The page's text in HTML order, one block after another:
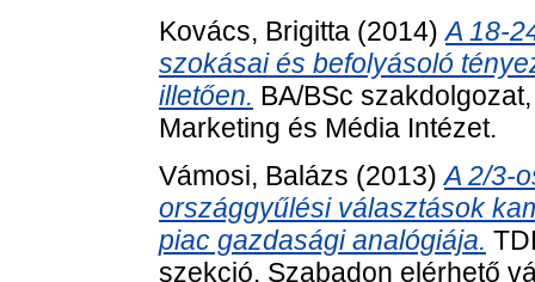
Kovács, Brigitta (2014)A 18-
szokásai és befolyásoló
illetően. BA/BSc
Marketing és Média Intézet.
Vámosi, Balázs (2013)A 2/3-
országgyűlési választások
piac gazdasági analógiája.
szekció. Szabadon elérhető